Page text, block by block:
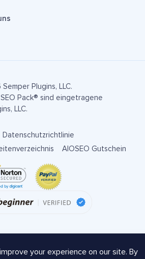
Plugins, LLC.
Pack® sind eingetragene
LLC.
Datenschutzrichtlinie
AIOSEO Gutschein